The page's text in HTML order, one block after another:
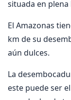
situada en plena
El Amazonas
km de su
aún dulces.
La
este puede ser